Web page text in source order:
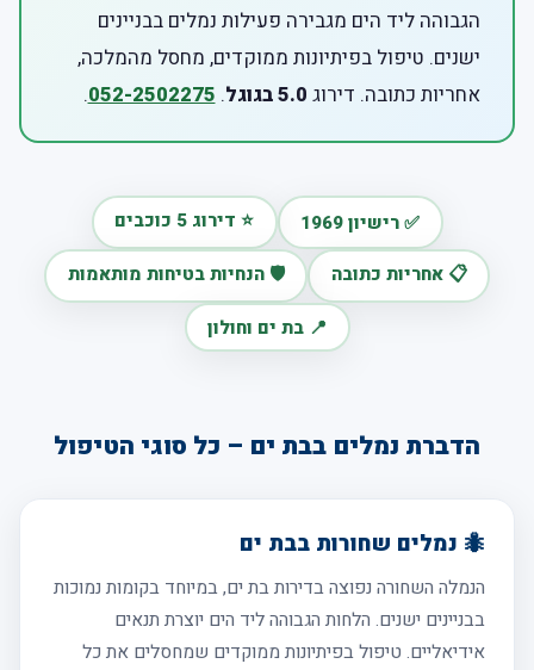
הגבוהה ליד הים מגבירה פעילות נמלים בבניינים
ישנים. טיפול בפיתיונות ממוקדים, מחסל מהמלכה,
אחריות כתובה. דירוג 5.0 בגוגל .
052-2502275
.
✅ רישיון 1969 ⭐ דירוג 5 כוכבים
📋 אחריות כתובה 🛡️ הנחיות בטיחות מותאמות
📍 בת ים וחולון
הדברת נמלים בבת ים – כל סוגי הטיפול
🐜 נמלים שחורות בבת ים
הנמלה השחורה נפוצה בדירות בת ים, במיוחד בקומות נמוכות
בבניינים ישנים. הלחות הגבוהה ליד הים יוצרת תנאים
אידיאליים. טיפול בפיתיונות ממוקדים שמחסלים את כל